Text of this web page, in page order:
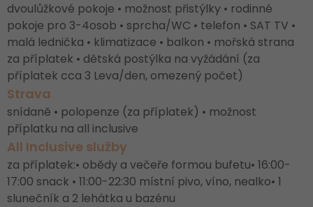
dvoulůžkové pokoje • možnost přistýlky • rodinné
pokoje pro 3-4osob • sprcha/WC • telefon • SAT TV •
malá lednička • klimatizace • balkon • mořská strana
za příplatek • dětská postýlka na vyžádání (za
příplatek cca 3 Leva/den, omezený počet)
Strava
snídaně • polopenze (za příplatek) • možnost
příplatku na all inclusive
All Inclusive služby
za příplatek:• obědy a večeře formou bufetu• 16:00-
17:00 snack • 11:00-22:30 místní pivo, víno, nealko• 1
slunečník a 2 lehátka u bazénu